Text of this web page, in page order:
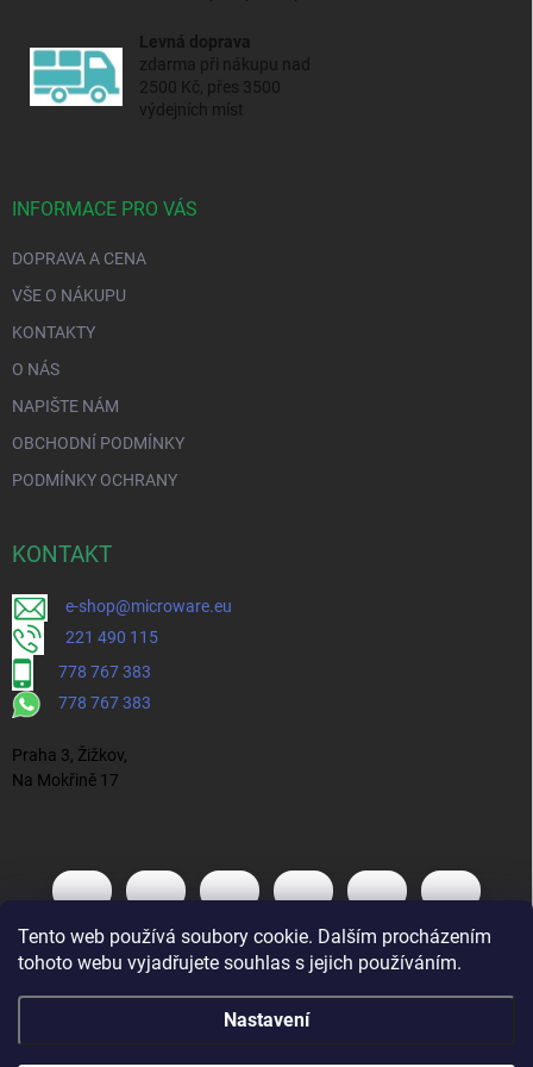
Tento web používá soubory cookie. Dalším procházením
tohoto webu vyjadřujete souhlas s jejich používáním.
Nastavení
Levná doprava
zdarma při nákupu nad
2500 Kč, přes 3500
výdejních míst
INFORMACE PRO VÁS
DOPRAVA A CENA
VŠE O NÁKUPU
KONTAKTY
O NÁS
NAPIŠTE NÁM
OBCHODNÍ PODMÍNKY
PODMÍNKY OCHRANY
KONTAKT
e-shop@microware.eu
221 490 115
778 767 383
778 767 383
Praha 3, Žižkov,
Na Mokřině 17